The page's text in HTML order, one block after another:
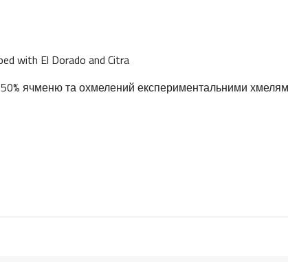
with El Dorado and Citra
50% ячменю та охмелений експериментальними